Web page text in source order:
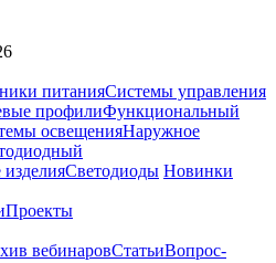
питанияСистемы управления
профилиФункциональный
освещенияНаружное
Светодиоды Новинки
Проекты
вебинаровСтатьиВопрос-